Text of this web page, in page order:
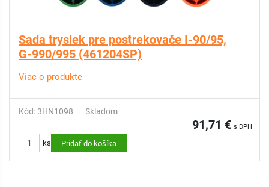
Sada trysiek pre postrekovače I-90/95,
G-990/995 (461204SP)
Viac o produkte
Kód: 3HN1098 Skladom
91,71 € s DPH
ks Pridať do košíka